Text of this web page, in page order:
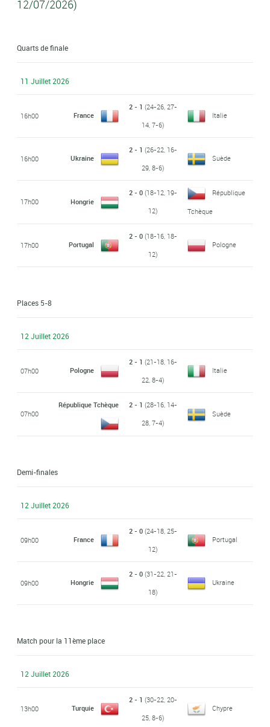
12/07/2026)
Quarts de finale
11 Juillet 2026
16h00 France
2 - 1 (24-26, 27-
14, 7-6)
Italie
16h00 Ukraine
2 - 1 (26-22, 16-
29, 8-6)
Suède
17h00 Hongrie
2 - 0(18-12, 19-
12)
République
Tchèque
17h00 Portugal
2 - 0(18-16, 18-
12)
Pologne
Places 5-8
12 Juillet 2026
07h00 Pologne
2 - 1 (21-18, 16-
22, 8-4)
Italie
07h00
République Tchèque 2 - 1 (28-16, 14-
28, 7-4)
Suède
Demi-finales
12 Juillet 2026
09h00 France
2 - 0(24-18, 25-
12)
Portugal
09h00 Hongrie
2 - 0(31-22, 21-
18)
Ukraine
Match pour la 11ème place
12 Juillet 2026
13h00 Turquie
2 - 1 (30-22, 20-
25, 8-6)
Chypre